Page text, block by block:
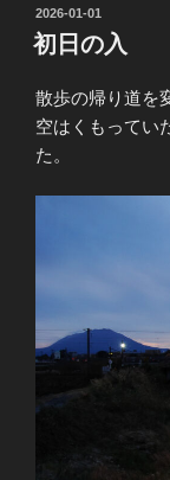
投
稿
日:
2026-01-01
初日の入
散歩の帰り道を
空はくもってい
た。